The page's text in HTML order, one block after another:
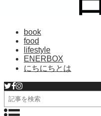
book
food
lifestyle
ENERBOX
にちにちとは
検
索